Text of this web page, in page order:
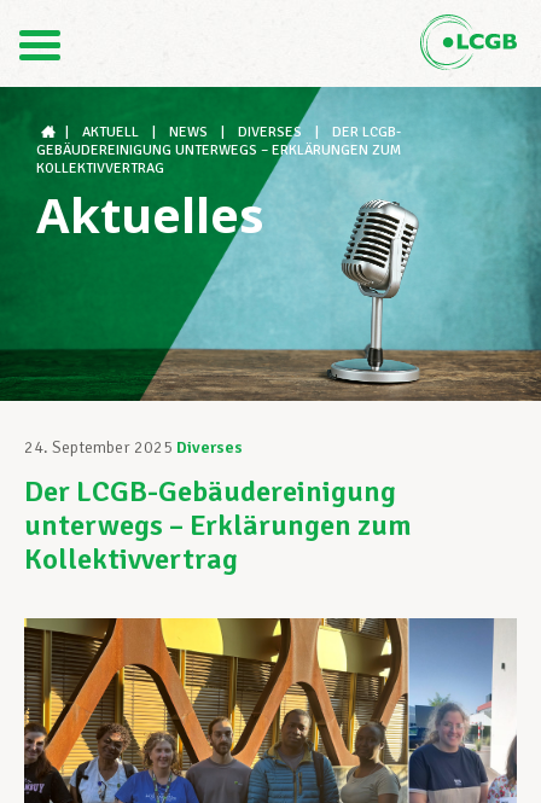
FR
Der LCGB
Gewerkschaftsstrukturen
Unterstützung im Arbeitsalltag
Ihre Rechte
Berufliche Weiterentwicklung
Mitglied werden
AKTUELL NEWS DIVERSES
DER LCGB-
GEBÄUDEREINIGUNG UNTERWEGS – ERKLÄRUNGEN ZUM
KOLLEKTIVVERTRAG
Aktuelles
24. September 2025 Diverses
Der LCGB-Gebäudereinigung
unterwegs – Erklärungen zum
Kollektivvertrag